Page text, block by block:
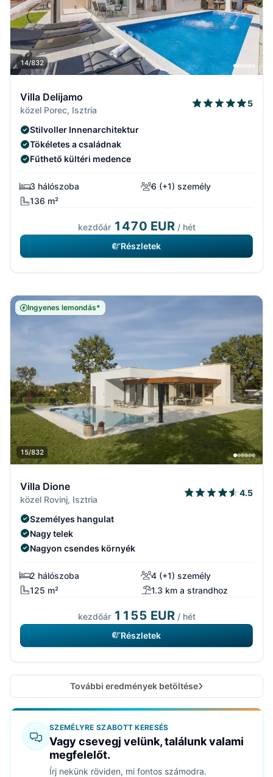
14/832
Villa Delijamo
közel Porec, Isztria
5
Stilvoller Innenarchitektur
Tökéletes a családnak
Fűthető kültéri medence
3 hálószoba
6 (+1) személy
136 m²
kezdőár 1470 EUR/ hét
Részletek
Ingyenes lemondás*
15/832
Villa Dione
közel Rovinj, Isztria
4.5
Személyes hangulat
Nagy telek
Nagyon csendes környék
2 hálószoba
4 (+1) személy
125 m²
1.3 km a strandhoz
kezdőár 1155 EUR/ hét
Részletek
További eredmények betöltése
SZEMÉLYRE SZABOTT KERESÉS
Vagy csevegj velünk, találunk valami
megfelelőt.
Írj nekünk röviden, mi fontos számodra.